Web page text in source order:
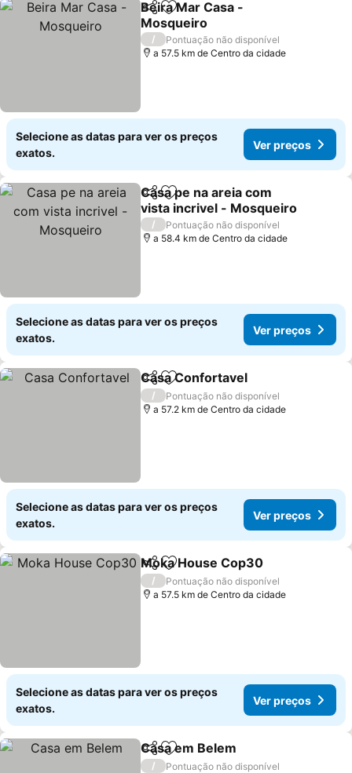
PartilharAdicionar aos favoritos
Beira Mar Casa -
Mosqueiro
/
Pontuação não disponível
a 57.5 km de Centro da cidade
Selecione as datas para ver os preços
exatos.
Ver preços
PartilharAdicionar aos favoritos
Casa pe na areia com
vista incrivel - Mosqueiro
/
Pontuação não disponível
a 58.4 km de Centro da cidade
Selecione as datas para ver os preços
exatos.
Ver preços
PartilharAdicionar aos favoritos
Casa Confortavel
/
Pontuação não disponível
a 57.2 km de Centro da cidade
Selecione as datas para ver os preços
exatos.
Ver preços
PartilharAdicionar aos favoritos
Moka House Cop30
/
Pontuação não disponível
a 57.5 km de Centro da cidade
Selecione as datas para ver os preços
exatos.
Ver preços
PartilharAdicionar aos favoritos
Casa em Belem
/
Pontuação não disponível